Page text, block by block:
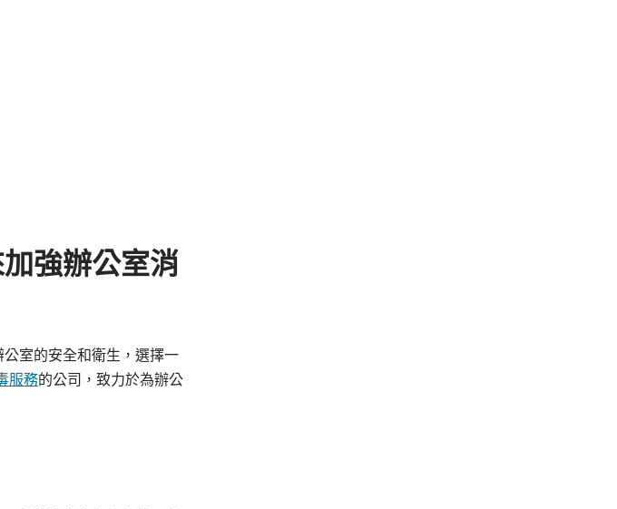
強辦公室消
室的安全和衛生，選擇一
服務的公司，致力於為辦公